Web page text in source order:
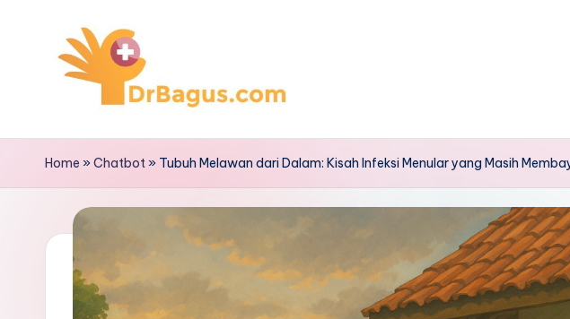
Home »Chatbot» Tubuh Melawan dari Dalam: Kisah Infeksi Menular yang Masih